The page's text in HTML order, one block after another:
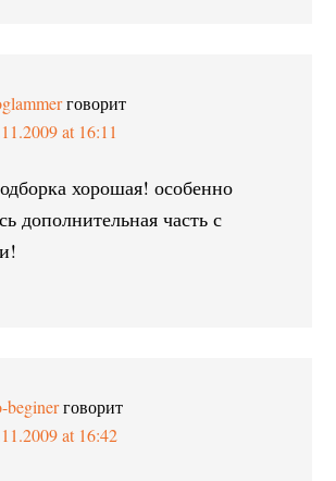
говорит
at 16:11
хорошая! особенно
дополнительная часть с
beginerговорит
at 16:42